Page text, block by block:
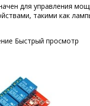
для управления
такими как
Быстрый просмотр